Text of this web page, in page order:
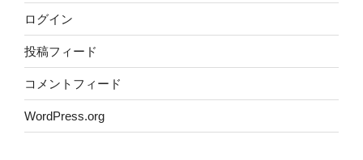
ログイン
投稿フィード
コメントフィード
WordPress.org